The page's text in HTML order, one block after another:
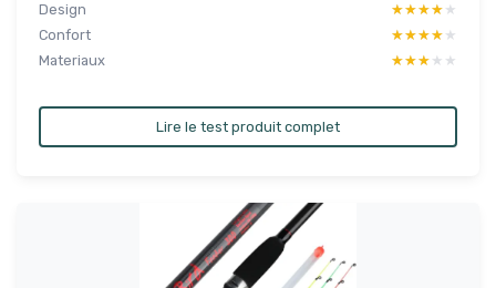
Design
★★★★★
★★★★★
Confort
★★★★★
★★★★★
Materiaux
★★★★★
★★★★★
Lire le test produit complet